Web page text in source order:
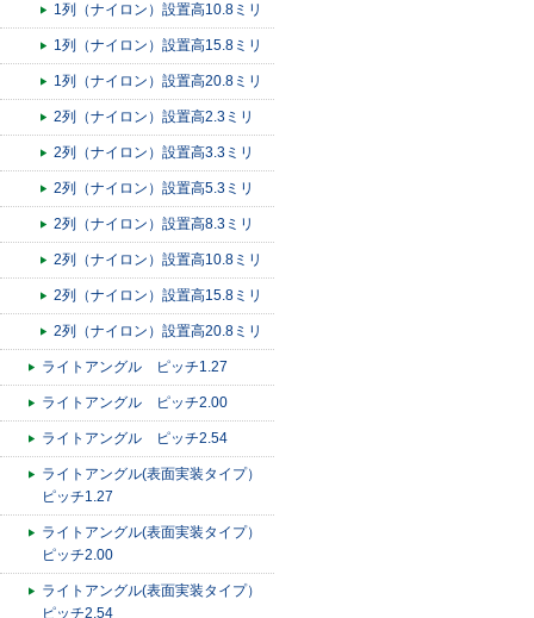
1列（ナイロン）設置高10.8ミリ
1列（ナイロン）設置高15.8ミリ
1列（ナイロン）設置高20.8ミリ
2列（ナイロン）設置高2.3ミリ
2列（ナイロン）設置高3.3ミリ
2列（ナイロン）設置高5.3ミリ
2列（ナイロン）設置高8.3ミリ
2列（ナイロン）設置高10.8ミリ
2列（ナイロン）設置高15.8ミリ
2列（ナイロン）設置高20.8ミリ
ライトアングル ピッチ1.27
ライトアングル ピッチ2.00
ライトアングル ピッチ2.54
ライトアングル(表面実装タイプ）
ピッチ1.27
ライトアングル(表面実装タイプ）
ピッチ2.00
ライトアングル(表面実装タイプ）
ピッチ2.54